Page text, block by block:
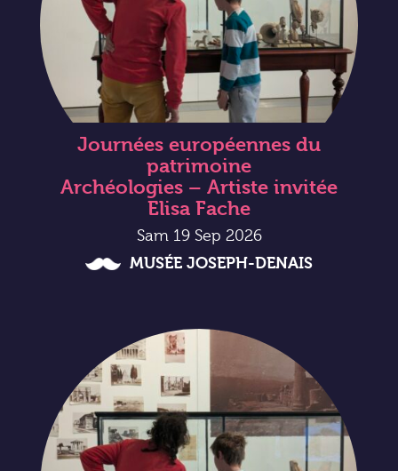
Journées européennes du
patrimoine
Archéologies – Artiste invitée
Elisa Fache
Sam 19 Sep 2026
MUSÉE JOSEPH-DENAIS